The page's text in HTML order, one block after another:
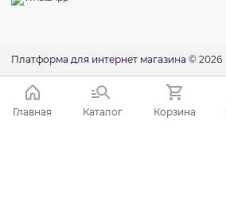
Платформа для интернет магазина © 2026
Главная Каталог Корзина